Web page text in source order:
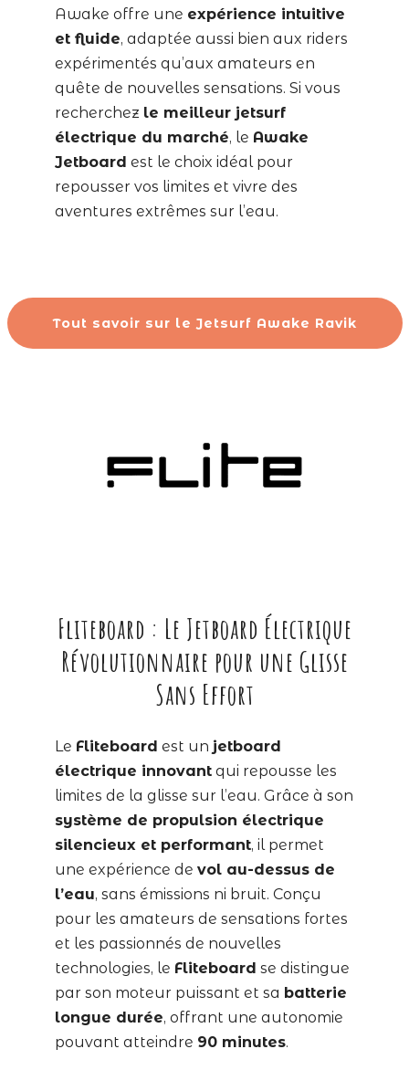
Awake offre une expérience intuitive
et fluide, adaptée aussi bien aux riders
expérimentés qu’aux amateurs en
quête de nouvelles sensations. Si vous
recherchez le meilleur jetsurf
électrique du marché, le Awake
Jetboard est le choix idéal pour
repousser vos limites et vivre des
aventures extrêmes sur l’eau.
Tout savoir sur le Jetsurf Awake Ravik
Fliteboard : Le Jetboard Électrique
Révolutionnaire pour une Glisse
Sans Effort
Le Fliteboard est un jetboard
électrique innovant qui repousse les
limites de la glisse sur l’eau. Grâce à son
système de propulsion électrique
silencieux et performant, il permet
une expérience de vol au-dessus de
l’eau, sans émissions ni bruit. Conçu
pour les amateurs de sensations fortes
et les passionnés de nouvelles
technologies, le Fliteboard se distingue
par son moteur puissant et sa batterie
longue durée, offrant une autonomie
pouvant atteindre 90 minutes.